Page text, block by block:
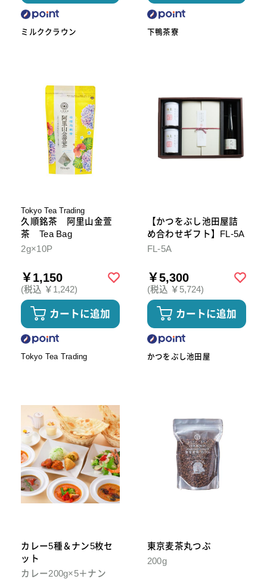
ミルククラウン 下鴨茶寮
Tokyo Tea Trading
久順銘茶 阿里山金萱
茶 Tea Bag
2g×10P
￥1,150
(税込 ￥1,242)
カートに追加
Tokyo Tea Trading
【かつをぶし池田屋詰
め合わせギフト】FL-5A
FL-5A
￥5,300
(税込 ￥5,724)
カートに追加
かつをぶし池田屋
カレー5種＆ナン5枚セ
ット
カレー200g×5＋ナン
東京麦茶丸つぶ
200g